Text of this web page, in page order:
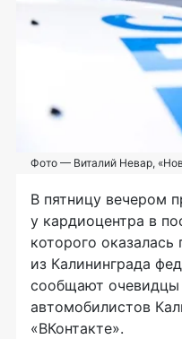
Фото — Виталий Невар,
В пятницу вечером
у кардиоцентра в
которого
из Калининграда
сообщают очевидцы
автомобилистов
«ВКонтакте».